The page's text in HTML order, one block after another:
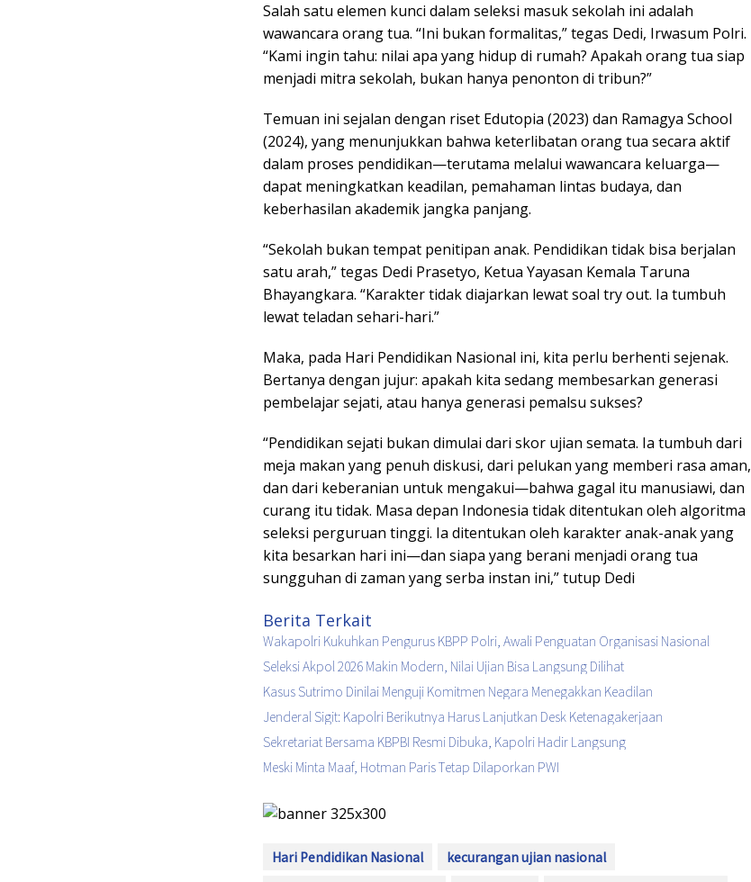
Salah satu elemen kunci dalam seleksi masuk sekolah ini adalah
wawancara orang tua. “Ini bukan formalitas,” tegas Dedi, Irwasum Polri.
“Kami ingin tahu: nilai apa yang hidup di rumah? Apakah orang tua siap
menjadi mitra sekolah, bukan hanya penonton di tribun?”
Temuan ini sejalan dengan riset Edutopia (2023) dan Ramagya School
(2024), yang menunjukkan bahwa keterlibatan orang tua secara aktif
dalam proses pendidikan—terutama melalui wawancara keluarga—
dapat meningkatkan keadilan, pemahaman lintas budaya, dan
keberhasilan akademik jangka panjang.
“Sekolah bukan tempat penitipan anak. Pendidikan tidak bisa berjalan
satu arah,” tegas Dedi Prasetyo, Ketua Yayasan Kemala Taruna
Bhayangkara. “Karakter tidak diajarkan lewat soal try out. Ia tumbuh
lewat teladan sehari-hari.”
Maka, pada Hari Pendidikan Nasional ini, kita perlu berhenti sejenak.
Bertanya dengan jujur: apakah kita sedang membesarkan generasi
pembelajar sejati, atau hanya generasi pemalsu sukses?
“Pendidikan sejati bukan dimulai dari skor ujian semata. Ia tumbuh dari
meja makan yang penuh diskusi, dari pelukan yang memberi rasa aman,
dan dari keberanian untuk mengakui—bahwa gagal itu manusiawi, dan
curang itu tidak. Masa depan Indonesia tidak ditentukan oleh algoritma
seleksi perguruan tinggi. Ia ditentukan oleh karakter anak-anak yang
kita besarkan hari ini—dan siapa yang berani menjadi orang tua
sungguhan di zaman yang serba instan ini,” tutup Dedi
Berita Terkait
Wakapolri Kukuhkan Pengurus KBPP Polri, Awali Penguatan Organisasi Nasional
Seleksi Akpol 2026 Makin Modern, Nilai Ujian Bisa Langsung Dilihat
Kasus Sutrimo Dinilai Menguji Komitmen Negara Menegakkan Keadilan
Jenderal Sigit: Kapolri Berikutnya Harus Lanjutkan Desk Ketenagakerjaan
Sekretariat Bersama KBPBI Resmi Dibuka, Kapolri Hadir Langsung
Meski Minta Maaf, Hotman Paris Tetap Dilaporkan PWI
Hari Pendidikan Nasional
kecurangan ujian nasional